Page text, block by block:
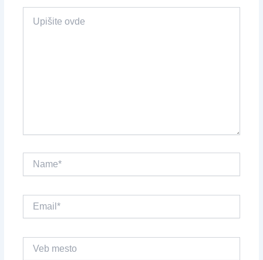
ovde
Veb
mesto